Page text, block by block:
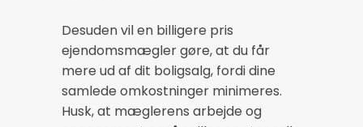
Desuden vil en billigere pris
ejendomsmægler gøre, at du får
mere ud af dit boligsalg, fordi dine
samlede omkostninger minimeres.
Husk, at mæglerens arbejde og